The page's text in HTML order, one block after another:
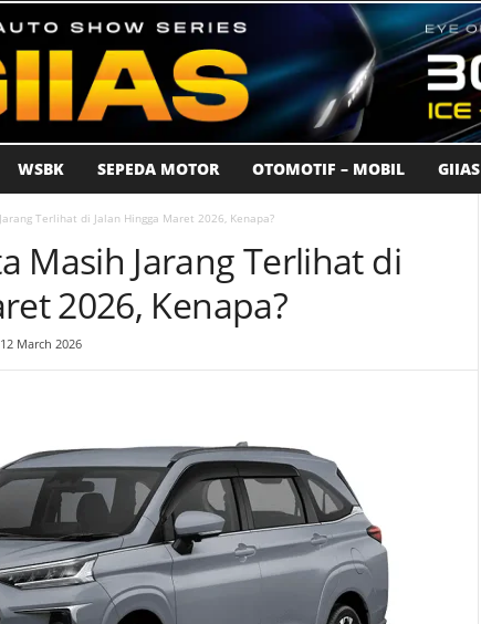
WSBK SEPEDA MOTOR OTOMOTIF – MOBIL GIIAS
Terlihat di Jalan Hingga Maret 2026, Kenapa?
Masih Jarang Terlihat di
2026, Kenapa?
March 2026